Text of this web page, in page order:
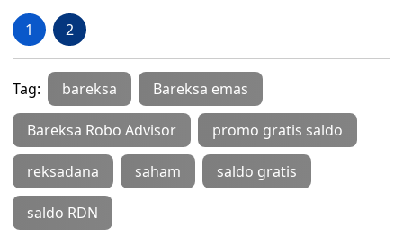
1 2
Tag: bareksa Bareksa emas
Bareksa Robo Advisor promo gratis saldo
reksadana saham saldo gratis
saldo RDN